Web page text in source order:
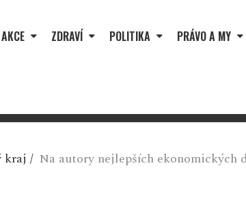
ZDRAVÍ POLITIKA PRÁVO A MY
kraj / Na autory nejlepších ekonomických